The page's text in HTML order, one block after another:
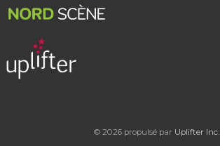
© 2026 propulsé par Uplifter Inc.